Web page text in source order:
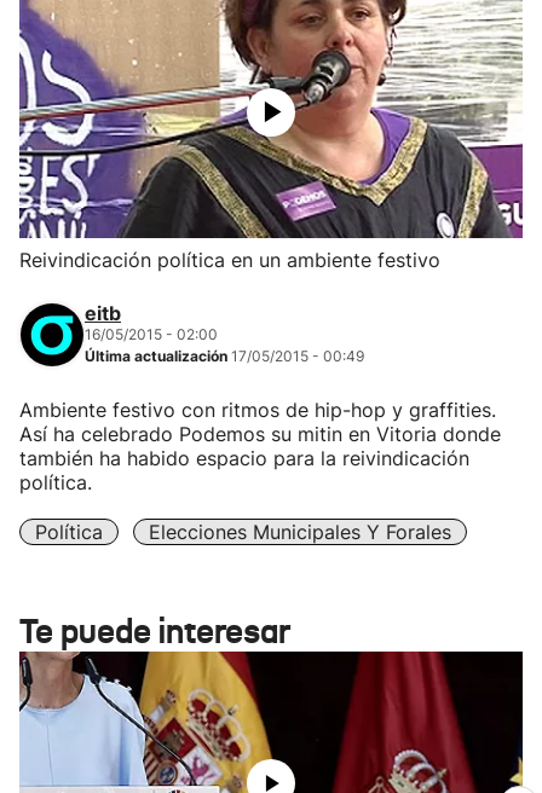
Reivindicación política en un ambiente festivo
eitb
16/05/2015 - 02:00
Última actualización 17/05/2015 - 00:49
Ambiente festivo con ritmos de hip-hop y graffities.
Así ha celebrado Podemos su mitin en Vitoria donde
también ha habido espacio para la reivindicación
política.
Política Elecciones Municipales Y Forales
Te puede interesar